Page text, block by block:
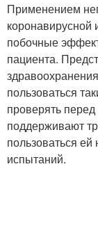
Применением
побочные
пациента.
пользоваться
проверять
поддерживают
пользоваться
испытаний.